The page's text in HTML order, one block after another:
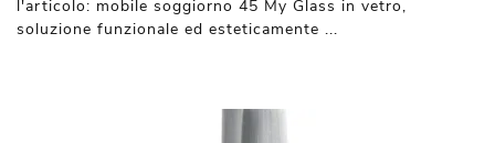
l'articolo: mobile soggiorno 45 My Glass in vetro,
soluzione funzionale ed esteticamente ...